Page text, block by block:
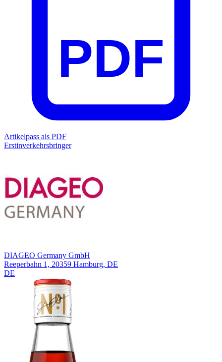
PDF
Artikelpass als PDF
Erstinverkehrsbringer
DIAGEO Germany GmbH
Reeperbahn 1, 20359 Hamburg, DE
DE